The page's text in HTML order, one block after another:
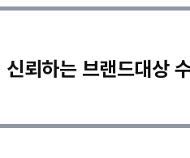
뢰하는 브랜드대상